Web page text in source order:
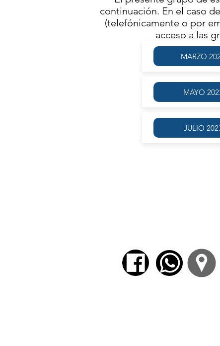
continuación. En el caso
(telefónicamente o por
acceso a las
MARZO
MAYO
JULIO